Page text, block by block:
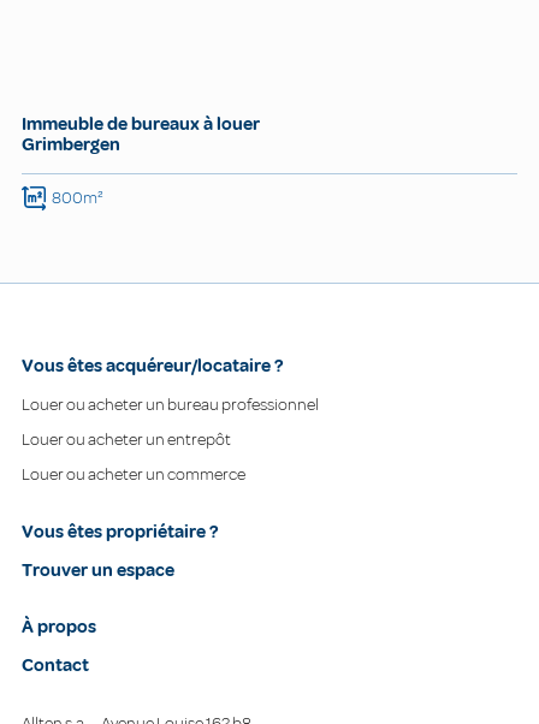
Immeuble de bureaux à louer
Grimbergen
800m²
Vous êtes acquéreur/locataire ?
Louer ou acheter un bureau professionnel
Louer ou acheter un entrepôt
Louer ou acheter un commerce
Vous êtes propriétaire ?
Trouver un espace
À propos
Contact